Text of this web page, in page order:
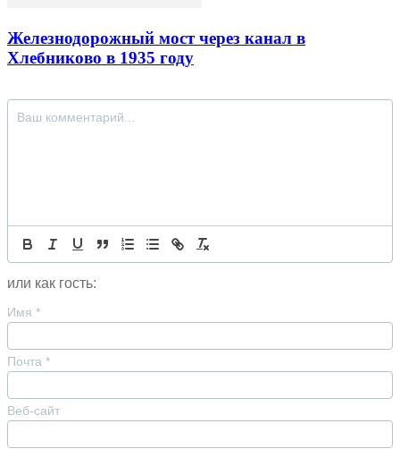
Железнодорожный мост через канал в
Хлебниково в 1935 году
или как гость:
Имя *
Почта *
Веб-сайт